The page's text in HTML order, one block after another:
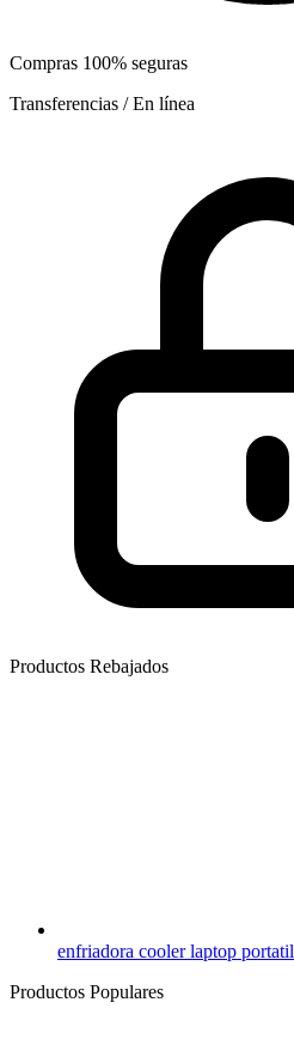
Compras 100% seguras
Transferencias / En línea
Productos Rebajados
enfriadora cooler laptop portatil
Productos Populares